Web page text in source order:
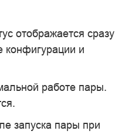
отображается сразу
конфигурации и
работе пары.
запуска пары при